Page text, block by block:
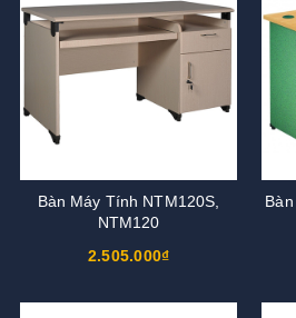
Bàn Máy Tính NTM120S,
NTM120
2.505.000₫